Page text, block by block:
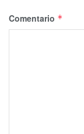
Comentario *